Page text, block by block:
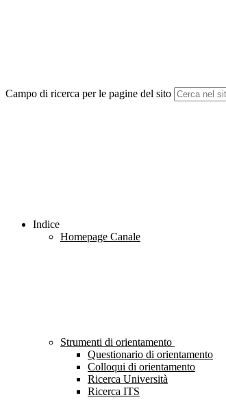
Campo di ricerca per le pagine del sito
Indice
Homepage Canale
Strumenti di orientamento
Questionario di orientamento
Colloqui di orientamento
Ricerca Università
Ricerca ITS